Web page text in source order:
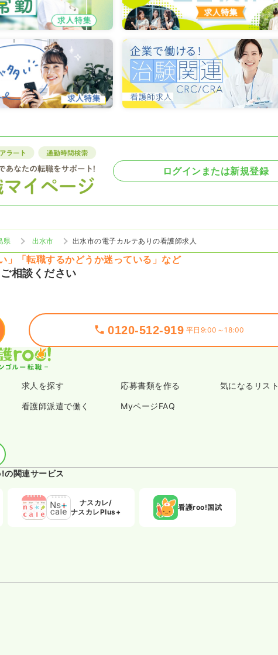
ログインまたは新規登録
県 出水市 出水市の電子カルテありの看護師求人
」「転職するかどうか迷っている」など
相談ください
0120-512-919 平日9:00～18:00
求人を探す 応募書類を作る 気になるリスト
看護師派遣で働く MyページFAQ
の関連サービス
ナスカレ/
ナスカレPlus+
看護roo!国試